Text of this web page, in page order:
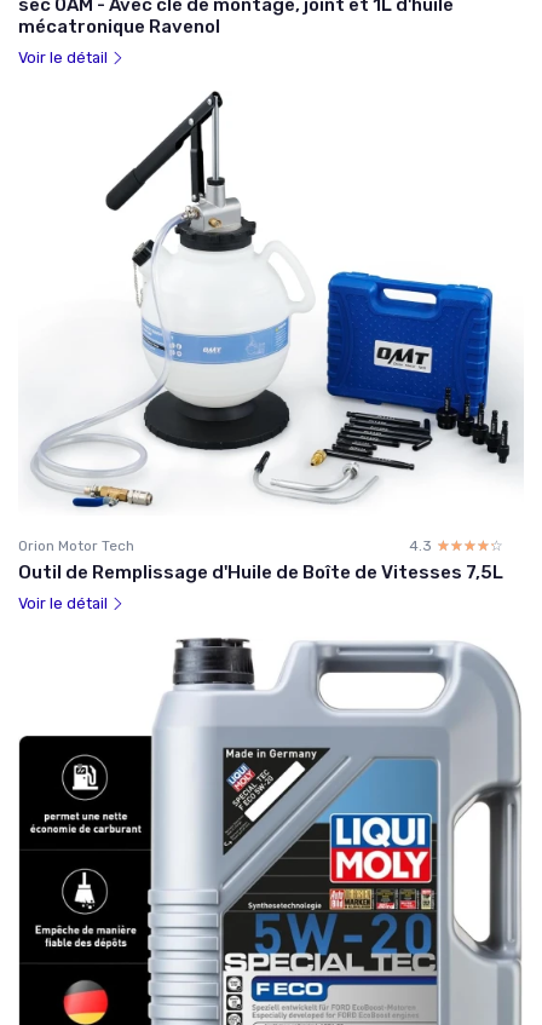
mécatronique Ravenol
Voir le détail
Orion Motor Tech 4.3 ☆☆☆☆☆
★★★★★
Outil de Remplissage d'Huile de Boîte de Vitesses 7,5L
Voir le détail